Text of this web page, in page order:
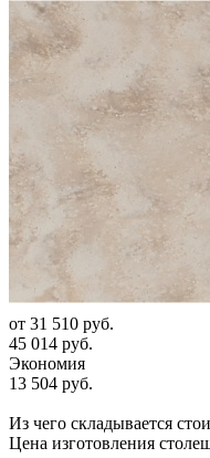
от 31 510 руб.
45 014 руб.
Экономия
13 504 руб.
Из чего складывается
Цена изготовления